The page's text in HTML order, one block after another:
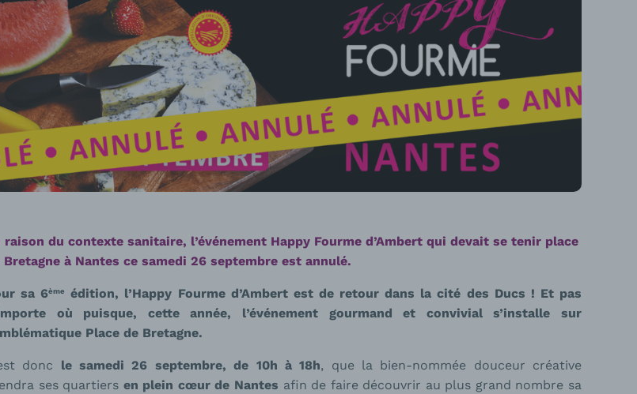
raison du contexte sanitaire, l’événement Happy Fourme d’Ambert qui devait se tenir place
Bretagne à Nantes ce samedi 26 septembre est annulé.
sa 6ème
édition, l’Happy Fourme d’Ambert est de retour dans la cité des Ducs ! Et pas
où puisque, cette année, l’événement gourmand et convivial s’installe sur
Place de Bretagne.
donc le samedi 26 septembre, de 10h à 18h, que la bien-nommée douceur créative
ses quartiers en plein cœur de Nantes afin de faire découvrir au plus grand nombre sa